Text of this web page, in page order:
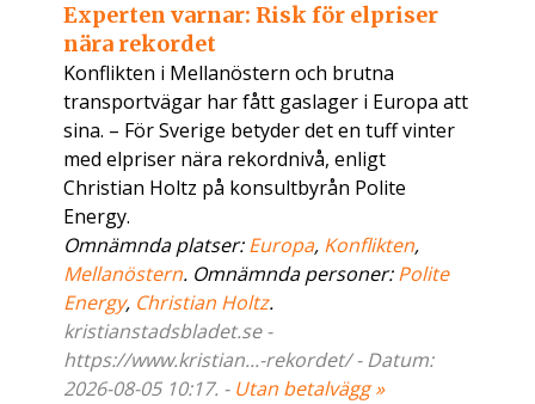
Experten varnar: Risk för elpriser
nära rekordet
Konflikten i Mellanöstern och brutna
transportvägar har fått gaslager i Europa att
sina. – För Sverige betyder det en tuff vinter
med elpriser nära rekordnivå, enligt
Christian Holtz på konsultbyrån Polite
Energy.
Omnämnda platser:Europa, Konflikten,
Mellanöstern. Omnämnda personer:Polite
Energy, Christian Holtz.
kristianstadsbladet.se -
https://www.kristian...-rekordet/ - Datum:
2026-08-05 10:17. - Utan betalvägg »